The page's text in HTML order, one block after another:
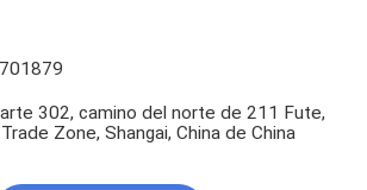
302, camino del norte de 211 Fute,
Zone, Shangai, China de China